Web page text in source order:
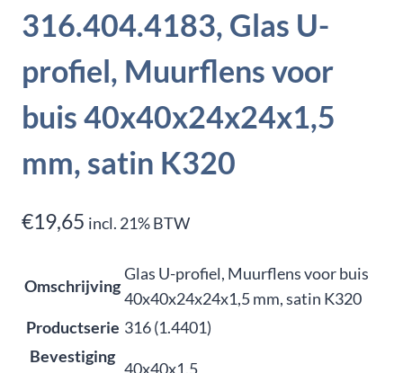
316.404.4183, Glas U-
profiel, Muurflens voor
buis 40x40x24x24x1,5
mm, satin K320
€19,65 incl. 21% BTW
Omschrijving
Glas U-profiel, Muurflens voor buis
40x40x24x24x1,5 mm, satin K320
Productserie 316 (1.4401)
Bevestiging
40x40x1,5